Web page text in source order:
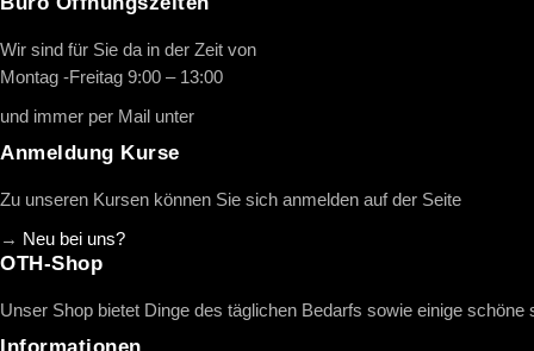
Wir sind für Sie da in der Zeit von
Montag -Freitag 9:00 – 13:00
und immer per Mail unter
Anmeldung Kurse
Zu unseren Kursen können Sie sich anmelden auf der Seite
→ Neu bei uns?
OTH-Shop
Unser Shop bietet Dinge des täglichen Bedarfs sowie einige